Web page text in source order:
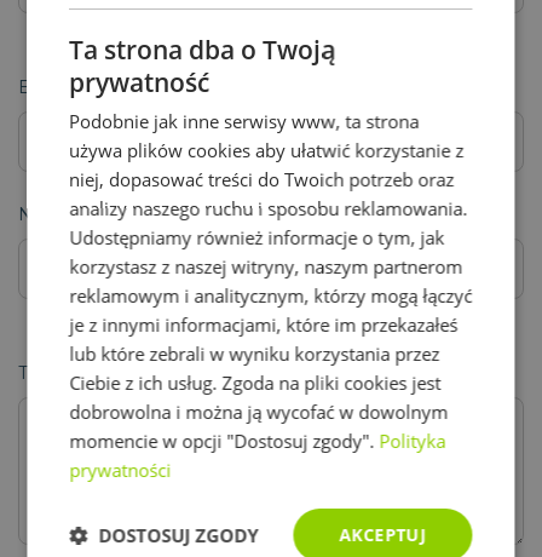
E-mail
Nr telefonu
Twoja wiadomość
Ta strona dba o Twoją
prywatność
Podobnie jak inne serwisy www, ta strona
używa plików cookies aby ułatwić korzystanie z
niej, dopasować treści do Twoich potrzeb oraz
analizy naszego ruchu i sposobu reklamowania.
Udostępniamy również informacje o tym, jak
korzystasz z naszej witryny, naszym partnerom
reklamowym i analitycznym, którzy mogą łączyć
je z innymi informacjami, które im przekazałeś
lub które zebrali w wyniku korzystania przez
Ciebie z ich usług. Zgoda na pliki cookies jest
dobrowolna i można ją wycofać w dowolnym
momencie w opcji "Dostosuj zgody". Polityka
prywatności
AKCEPTUJ
DOSTOSUJ ZGODY